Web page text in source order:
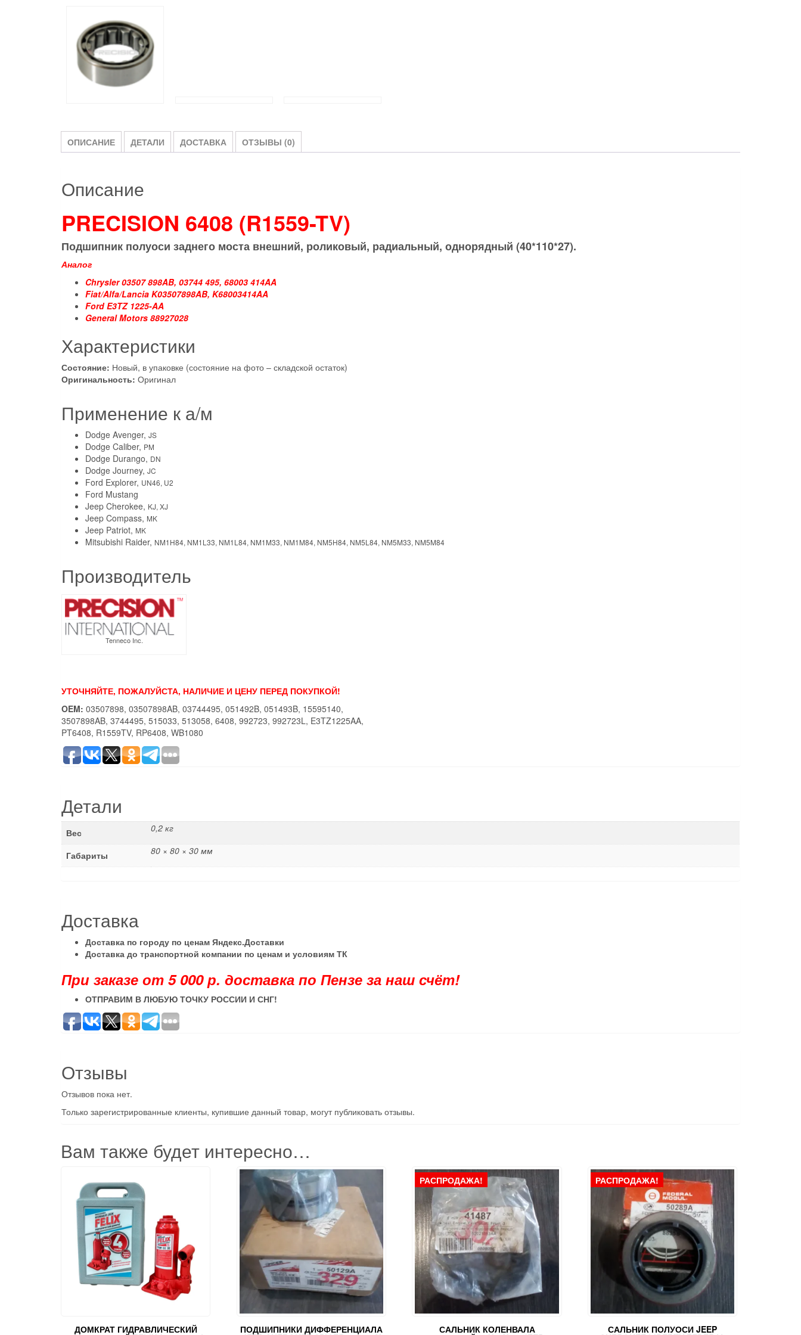
ОПИСАНИЕ ДЕТАЛИ ДОСТАВКА ОТЗЫВЫ (0)
Описание
PRECISION 6408 (R1559-TV)
Подшипник полуоси заднего моста внешний, роликовый, радиальный, однорядный (40*110*27).
Аналог
Chrysler 03507 898AB, 03744 495, 68003 414AA
Fiat/Alfa/Lancia K03507898AB, K68003414AA
Ford E3TZ 1225-AA
General Motors 88927028
Характеристики
Состояние: Новый, в упаковке (состояние на фото – складской остаток)
Оригинальность: Оригинал
Применение к а/м
Dodge Avenger, JS
Dodge Caliber, PM
Dodge Durango, DN
Dodge Journey, JC
Ford Explorer, UN46, U2
Ford Mustang
Jeep Cherokee, KJ, XJ
Jeep Compass, MK
Jeep Patriot, MK
Mitsubishi Raider, NM1H84, NM1L33, NM1L84, NM1M33, NM1M84, NM5H84, NM5L84, NM5M33, NM5M84
Производитель
Tenneco Inc.
УТОЧНЯЙТЕ, ПОЖАЛУЙСТА, НАЛИЧИЕ И ЦЕНУ ПЕРЕД ПОКУПКОЙ!
OEM: 03507898, 03507898AB, 03744495, 051492B, 051493B, 15595140,
3507898AB, 3744495, 515033, 513058, 6408, 992723, 992723L, E3TZ1225AA,
PT6408, R1559TV, RP6408, WB1080
Детали
Вес 0,2 кг
Габариты 80 × 80 × 30 мм
Доставка
Доставка по городу по ценам Яндекс.Доставки
Доставка до транспортной компании по ценам и условиям ТК
При заказе от 5 000 р. доставка по Пензе за наш счёт!
ОТПРАВИМ В ЛЮБУЮ ТОЧКУ РОССИИ И СНГ!
Отзывы
Отзывов пока нет.
Только зарегистрированные клиенты, купившие данный товар, могут публиковать отзывы.
Вам также будет интересно…
ДОМКРАТ ГИДРАВЛИЧЕСКИЙ ПОДШИПНИКИ ДИФФЕРЕНЦИАЛА
РАСПРОДАЖА!
САЛЬНИК КОЛЕНВАЛА
РАСПРОДАЖА!
САЛЬНИК ПОЛУОСИ JEEP